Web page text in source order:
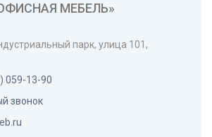
МЕБЕЛЬ»
парк, улица 101,
059-13-90
звонок